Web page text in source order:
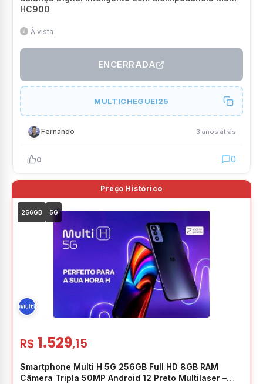
HC900
À vista
ENCERRADA
MULTICHEGUEI25
Fernando 3 anos atrás
0 0
256GB 5G
R$ 1.529,15
Smartphone Multi H 5G 256GB Full HD 8GB RAM
Câmera Tripla 50MP Android 12 Preto Multilaser –